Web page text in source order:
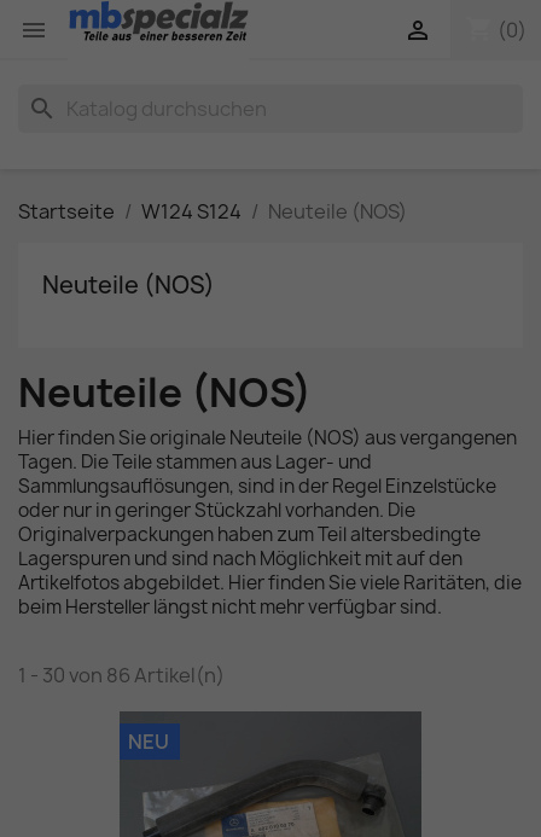
 (0)

search
Startseite W124 S124 Neuteile (NOS)
Neuteile (NOS)
Neuteile (NOS)
Hier finden Sie originale Neuteile (NOS) aus vergangenen
Tagen. Die Teile stammen aus Lager- und
Sammlungsauflösungen, sind in der Regel Einzelstücke
oder nur in geringer Stückzahl vorhanden. Die
Originalverpackungen haben zum Teil altersbedingte
Lagerspuren und sind nach Möglichkeit mit auf den
Artikelfotos abgebildet. Hier finden Sie viele Raritäten, die
beim Hersteller längst nicht mehr verfügbar sind.
1 - 30 von 86 Artikel(n)
NEU